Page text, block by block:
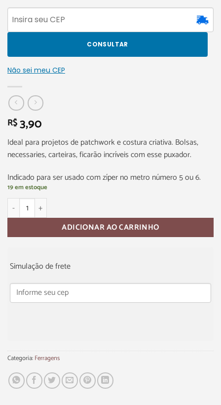
CONSULTAR
Não sei meu CEP
R$3,90
Ideal para projetos de patchwork e costura criativa. Bolsas,
necessaries, carteiras, ficarão incríveis com esse puxador.
Indicado para ser usado com zíper no metro número 5 ou 6.
19 em estoque
ADICIONAR AO CARRINHO
Simulação de frete
Categoria:Ferragens